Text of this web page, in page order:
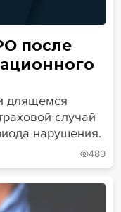
после
длящемся
случай
нарушения.
489